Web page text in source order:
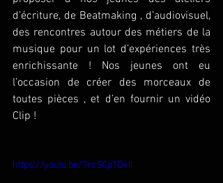
d’écriture, de Beatmaking , d’audiovisuel,
des rencontres autour des métiers de la
musique pour un lot d’expériences très
enrichissante ! Nos jeunes ont eu
l’occasion de créer des morceaux de
toutes pièces , et d’en fournir un vidéo
Clip !
https://youtu.be/7rcSCp1DvII